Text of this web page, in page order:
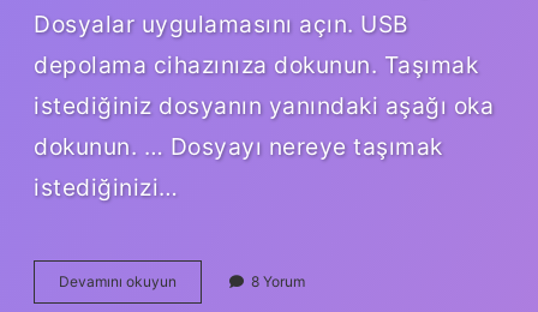
Dosyalar uygulamasını açın. USB
depolama cihazınıza dokunun. Taşımak
istediğiniz dosyanın yanındaki aşağı oka
dokunun. … Dosyayı nereye taşımak
istediğinizi…
Devamını okuyun
Bellek
8 Yorum